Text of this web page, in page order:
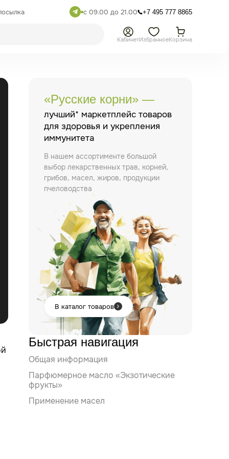
с 09.00 до 21.00 +7 495 777 8865
КабинетИзбранноеКорзина
«Русские корни» —
лучший* маркетплейс товаров
для здоровья и укрепления
иммунитета
В нашем ассортименте большой
выбор лекарственных трав, корней,
грибов, масел, жиров, продукции
пчеловодства
В каталог товаров
Быстрая навигация
Общая информация
Парфюмерное масло «Экзотические
фрукты»
Применение масел